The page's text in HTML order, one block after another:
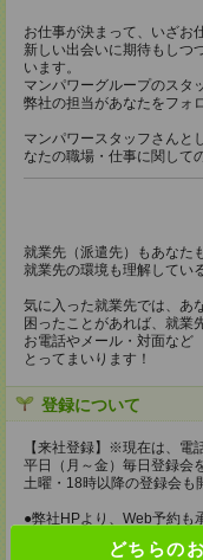
どちらの
お仕事が決まって、いざお
新しい出会いに期待もしつ
います。
マンパワーグループのスタ
弊社の担当があなたをフォ
マンパワースタッフさんと
なたの職場・仕事に関して
就業先（派遣先）もあなた
就業先の環境も理解してい
気に入った就業先では、あ
困ったことがあれば、就業
お電話やメール・対面な
とってまいります！
登録について
【来社登録】※現在は、電
平日（月～金）毎日登録会
土曜・18時以降の登録会も
●弊社HPより、Web予約も